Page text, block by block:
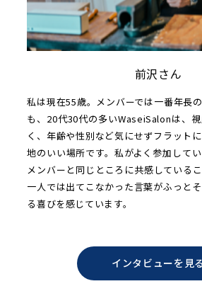
前沢さん
私は現在55歳。メンバーでは一番年長
も、20代30代の多いWaseiSalonは、
く、年齢や性別など気にせずフラット
地のいい場所です。私がよく参加して
メンバーと同じところに共感している
一人では出てこなかった言葉がふっと
る喜びを感じています。
インタビューを見る